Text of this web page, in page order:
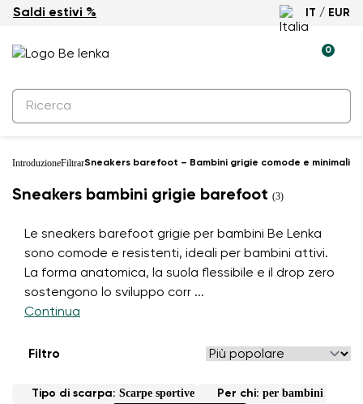
Saldi estivi % IT / EUR
0
IntroduzioneFiltrarSneakers barefoot – Bambini grigie comode e
Sneakers bambini grigie barefoot (3)
Le sneakers barefoot grigie per bambini Be Lenka
sono comode e resistenti, ideali per bambini attivi.
La forma anatomica, la suola flessibile e il drop zero
sostengono lo sviluppo corr ...
Continua
Filtro
Tipo di scarpa: Scarpe sportive Per chi: per bambini